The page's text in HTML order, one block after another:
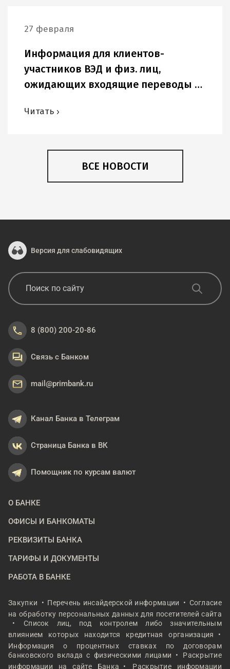
27 февраля
Информация для клиентов-
участников ВЭД и физ. лиц,
ожидающих входящие переводы в
Читать
ВСЕ НОВОСТИ
Версия для слабовидящих
8 (800) 200-20-86
Связь с Банком
mail@primbank.ru
Канал Банка в Телеграм
Страница Банка в ВК
Помощник по курсам валют
О БАНКЕ
ОФИСЫ И БАНКОМАТЫ
РЕКВИЗИТЫ БАНКА
ТАРИФЫ И ДОКУМЕНТЫ
РАБОТА В БАНКЕ
Закупки Перечень инсайдерской информации
Согласие
на обработку персональных данных для посетителей сайта
Список лиц, под контролем либо значительным
влиянием которых находится кредитная организация
Информация о процентных ставках по договорам
банковского вклада с физическими лицами
Раскрытие
информации на сайте Банка
Раскрытие информации